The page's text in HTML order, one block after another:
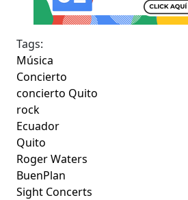
Tags:
Música
Concierto
concierto Quito
rock
Ecuador
Quito
Roger Waters
BuenPlan
Sight Concerts